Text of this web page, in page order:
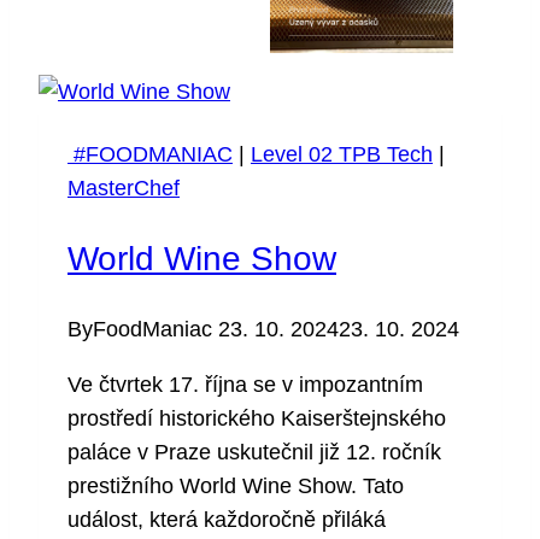
#FOODMANIAC Level 02 TPB Tech
MasterChef
World Wine Show
ByFoodManiac 23. 10. 202423. 10. 2024
Ve čtvrtek 17. října se v impozantním
prostředí historického Kaiserštejnského
paláce v Praze uskutečnil již 12. ročník
prestižního World Wine Show. Tato
událost, která každoročně přiláká